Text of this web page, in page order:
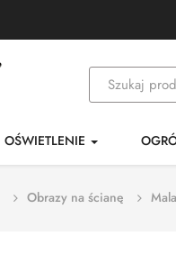
OŚWIETLENIE
Obrazy na ścianę